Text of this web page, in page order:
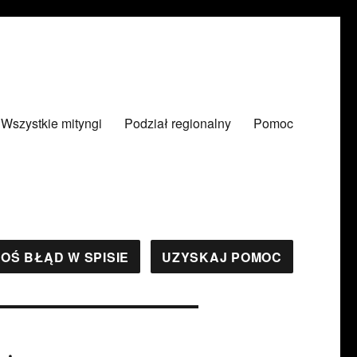
Wszystkie mityngi Podział regionalny Pomoc
BŁĄD W SPISIE UZYSKAJ POMOC